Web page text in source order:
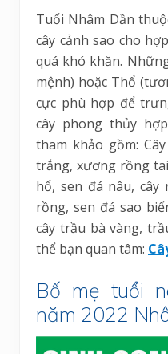
Tuổi Nhâm Dần
cây cảnh sao cho
quá khó khăn.
mệnh) hoặc Thổ
cực phù hợp để
cây phong thủy
tham khảo gồm:
trắng, xương rồng
hổ, sen đá nâu, cây
rồng, sen đá sao
cây trầu bà vàng,
thể bạn quan tâm:
Bố mẹ tuổi
năm 2022